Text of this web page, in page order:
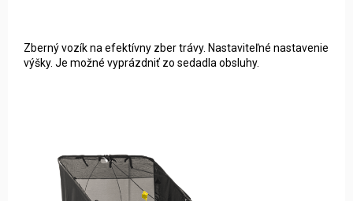
Zberný vozík na efektívny zber trávy. Nastaviteľné nastavenie
výšky. Je možné vyprázdniť zo sedadla obsluhy.